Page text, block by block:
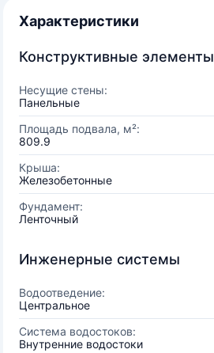
Характеристики
Конструктивные элементы
Несущие стены:
Панельные
Площадь подвала, м²:
809.9
Крыша:
Железобетонные
Фундамент:
Ленточный
Инженерные системы
Водоотведение:
Центральное
Система водостоков:
Внутренние водостоки